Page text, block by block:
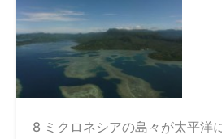
8 ミクロネシアの島々が太平洋